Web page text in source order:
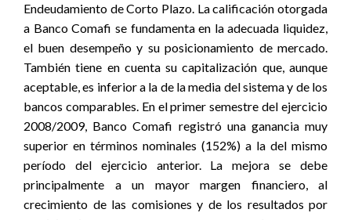
Endeudamiento de Corto Plazo. La calificación otorgada
a Banco Comafi se fundamenta en la adecuada liquidez,
el buen desempeño y su posicionamiento de mercado.
También tiene en cuenta su capitalización que, aunque
aceptable, es inferior a la de la media del sistema y de los
bancos comparables. En el primer semestre del ejercicio
2008/2009, Banco Comafi registró una ganancia muy
superior en términos nominales (152%) a la del mismo
período del ejercicio anterior. La mejora se debe
principalmente a un mayor margen financiero, al
crecimiento de las comisiones y de los resultados por